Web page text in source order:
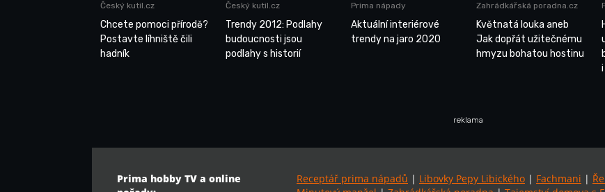
Český kutil.cz
Chcete pomoci přírodě?
Postavte líhniště čili
hadník
Český kutil.cz
Trendy 2012: Podlahy
budoucnosti jsou
podlahy s historií
Prima nápady
Aktuální interiérové
trendy na jaro 2020
Zahrádkářská poradna.cz
Květnatá louka aneb
Jak dopřát užitečnému
hmyzu bohatou hostinu
reklama
Prima hobby TV a online
Receptář prima nápadů | Libovky Pepy Libického | Fachmani |